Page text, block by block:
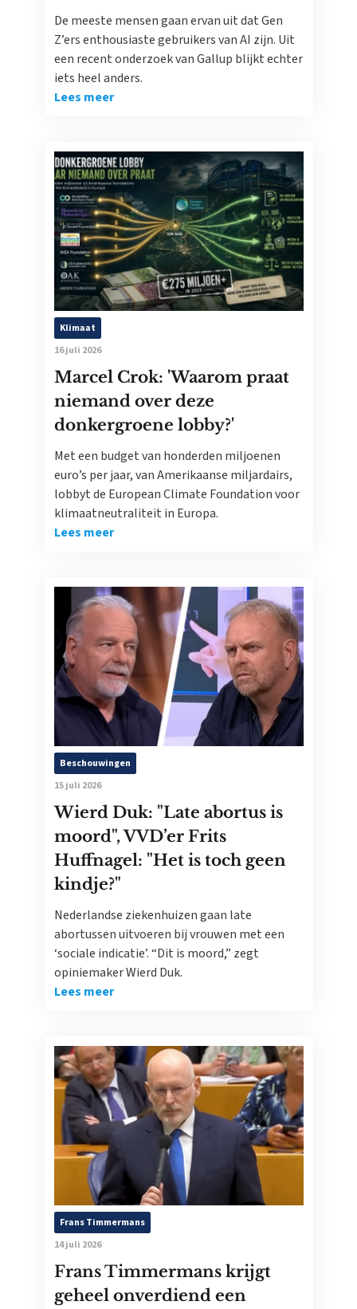
De meeste mensen gaan ervan uit dat Gen
Z’ers enthousiaste gebruikers van AI zijn. Uit
een recent onderzoek van Gallup blijkt echter
iets heel anders.
Lees meer
Klimaat
16 juli 2026
Marcel Crok: 'Waarom praat
niemand over deze
donkergroene lobby?'
Met een budget van honderden miljoenen
euro’s per jaar, van Amerikaanse miljardairs,
lobbyt de European Climate Foundation voor
klimaatneutraliteit in Europa.
Lees meer
Beschouwingen
15 juli 2026
Wierd Duk: "Late abortus is
moord", VVD’er Frits
Huffnagel: "Het is toch geen
kindje?"
Nederlandse ziekenhuizen gaan late
abortussen uitvoeren bij vrouwen met een
‘sociale indicatie’. “Dit is moord,” zegt
opiniemaker Wierd Duk.
Lees meer
Frans Timmermans
14 juli 2026
Frans Timmermans krijgt
geheel onverdiend een